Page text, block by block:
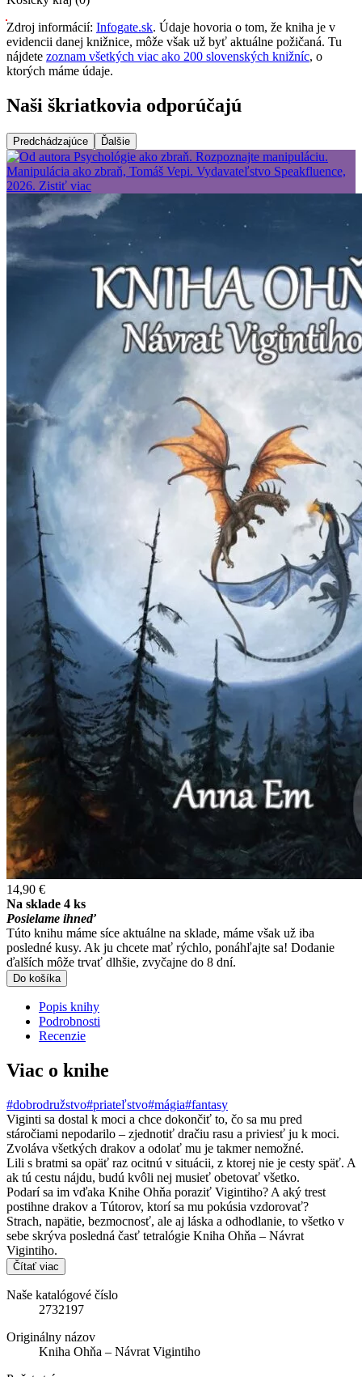
Zdroj informácií: Infogate.sk. Údaje hovoria o tom, že kniha je v
evidencii danej knižnice, môže však už byť aktuálne požičaná. Tu
nájdete zoznam všetkých viac ako 200 slovenských knižníc, o
ktorých máme údaje.
Naši škriatkovia odporúčajú
Predchádzajúce Ďalšie
14,90 €
Na sklade 4 ks
Posielame ihneď
Túto knihu máme síce aktuálne na sklade, máme však už iba
posledné kusy. Ak ju chcete mať rýchlo, ponáhľajte sa! Dodanie
ďalších môže trvať dlhšie, zvyčajne do 8 dní.
Do košíka
Popis knihy
Podrobnosti
Recenzie
Viac o knihe
#dobrodružstvo#priateľstvo#mágia#fantasy
Viginti sa dostal k moci a chce dokončiť to, čo sa mu pred
stáročiami nepodarilo – zjednotiť dračiu rasu a priviesť ju k moci.
Zvoláva všetkých drakov a odolať mu je takmer nemožné.
Lili s bratmi sa opäť raz ocitnú v situácii, z ktorej nie je cesty späť. A
ak tú cestu nájdu, budú kvôli nej musieť obetovať všetko.
Podarí sa im vďaka Knihe Ohňa poraziť Vigintiho? A aký trest
postihne drakov a Tútorov, ktorí sa mu pokúsia vzdorovať?
Strach, napätie, bezmocnosť, ale aj láska a odhodlanie, to všetko v
sebe skrýva posledná časť tetralógie Kniha Ohňa – Návrat
Vigintiho.
Čítať viac
Naše katalógové číslo
2732197
Originálny názov
Kniha Ohňa – Návrat Vigintiho